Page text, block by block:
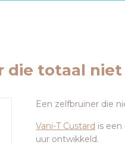
die totaal
Een zelfbruiner die
Vani-T Custard is
uur ontwikkeld.